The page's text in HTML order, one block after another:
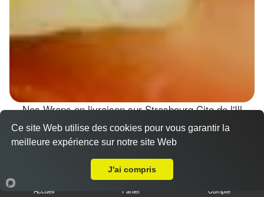
Nos Wraps en livraison sur Strasbourg Cite de l'Ill
(67000)
Wraps Chicken
Accueil Panier Compte
Ce site Web utilise des cookies pour vous garantir la
meilleure expérience sur notre site Web
J'ai compris